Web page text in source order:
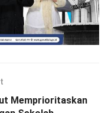
Memprioritaskan